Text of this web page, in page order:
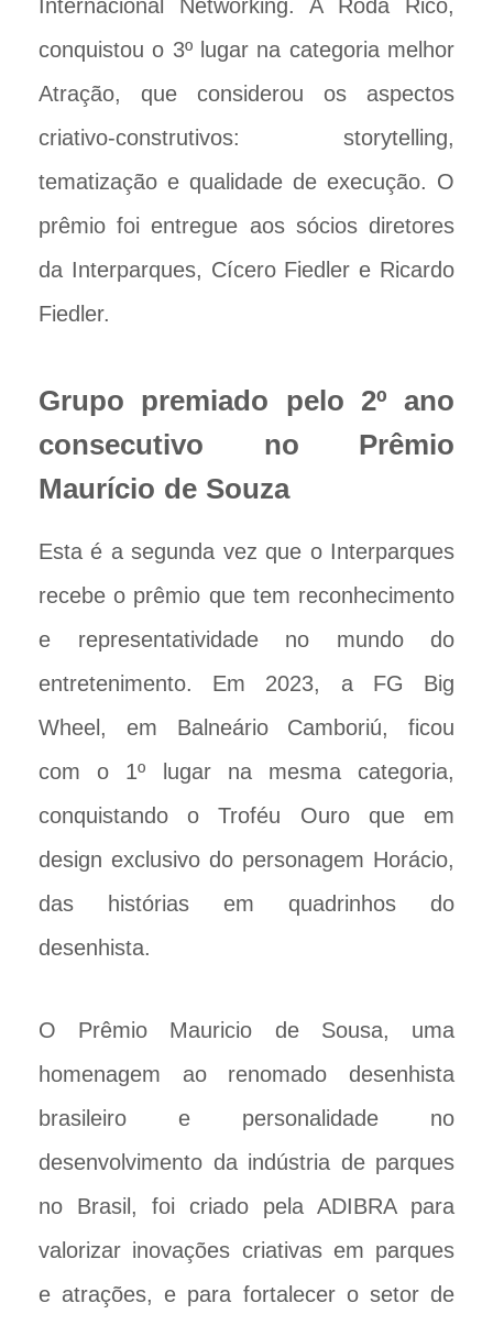
Internacional Networking. A Roda Rico,
conquistou o 3º lugar na categoria melhor
Atração, que considerou os aspectos
criativo-construtivos: storytelling,
tematização e qualidade de execução. O
prêmio foi entregue aos sócios diretores
da Interparques, Cícero Fiedler e Ricardo
Fiedler.
Grupo premiado pelo 2º ano
consecutivo no Prêmio
Maurício de Souza
Esta é a segunda vez que o Interparques
recebe o prêmio que tem reconhecimento
e representatividade no mundo do
entretenimento. Em 2023, a FG Big
Wheel, em Balneário Camboriú, ficou
com o 1º lugar na mesma categoria,
conquistando o Troféu Ouro que em
design exclusivo do personagem Horácio,
das histórias em quadrinhos do
desenhista.
O Prêmio Mauricio de Sousa, uma
homenagem ao renomado desenhista
brasileiro e personalidade no
desenvolvimento da indústria de parques
no Brasil, foi criado pela ADIBRA para
valorizar inovações criativas em parques
e atrações, e para fortalecer o setor de